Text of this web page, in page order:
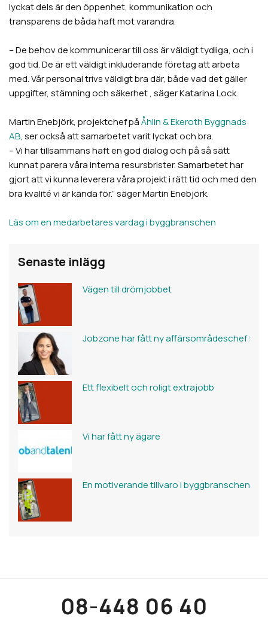
lyckat dels är den öppenhet, kommunikation och
transparens de båda haft mot varandra.
– De behov de kommunicerar till oss är väldigt tydliga, och i
god tid. De är ett väldigt inkluderande företag att arbeta
med. Vår personal trivs väldigt bra där, både vad det gäller
uppgifter, stämning och säkerhet , säger Katarina Lock.
Martin Enebjörk, projektchef påÅhlin & Ekeroth Byggnads
AB, ser också att samarbetet varit lyckat och bra.
– Vi har tillsammans haft en god dialog och på så sätt
kunnat parera våra interna resursbrister. Samarbetet har
gjort att vi kunna leverera våra projekt i rätt tid och med den
bra kvalité vi är kända för.” säger Martin Enebjörk.
Läs om en medarbetares vardag i byggbranschen
Senaste inlägg
Vägen till drömjobbet
Jobzone har fått ny affärsområdeschef för
Ett flexibelt och roligt extrajobb
Vi har fått ny ägare
En motiverande tillvaro i byggbranschen
08-448 06 40